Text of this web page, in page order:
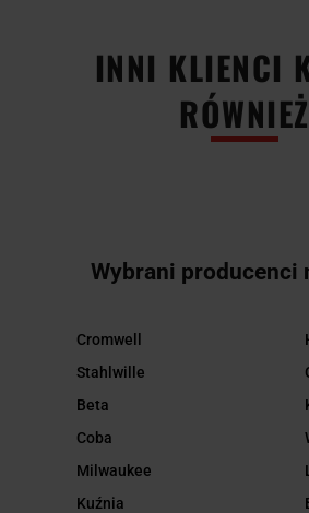
INNI KLIENCI
RÓWNIEŻ
Wybrani producenci
Cromwell
Stahlwille
Beta
Coba
Milwaukee
Kuźnia